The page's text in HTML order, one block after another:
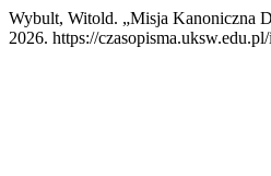
Wybult, Witold. „Misja Kanoniczna
2026. https://